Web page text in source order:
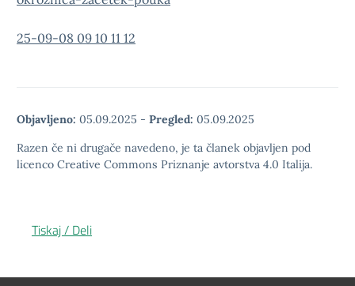
25-09-08 09 10 11 12
Objavljeno: 05.09.2025 - Pregled: 05.09.2025
Razen če ni drugače navedeno, je ta članek objavljen pod
licenco Creative Commons Priznanje avtorstva 4.0 Italija.
Tiskaj / Deli